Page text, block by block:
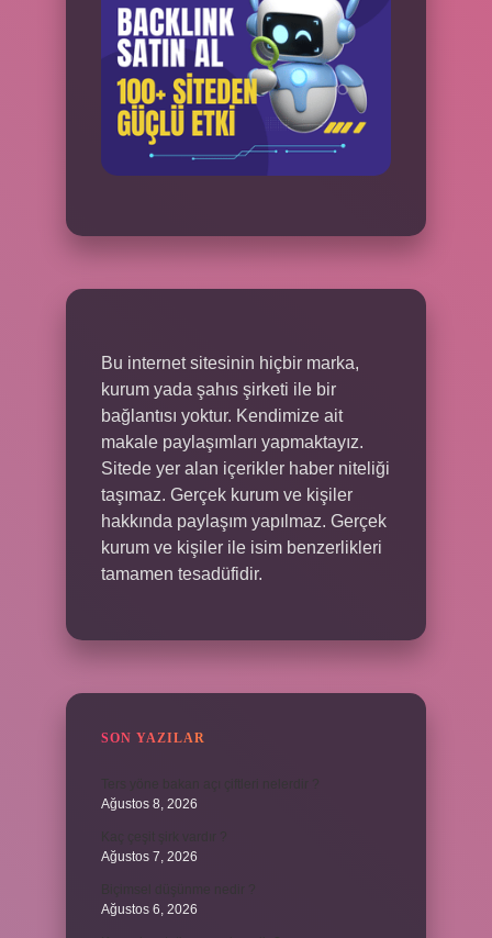
Bu internet sitesinin hiçbir marka,
kurum yada şahıs şirketi ile bir
bağlantısı yoktur. Kendimize ait
makale paylaşımları yapmaktayız.
Sitede yer alan içerikler haber niteliği
taşımaz. Gerçek kurum ve kişiler
hakkında paylaşım yapılmaz. Gerçek
kurum ve kişiler ile isim benzerlikleri
tamamen tesadüfidir.
SON YAZILAR
Ağustos 8, 2026
Ağustos 7, 2026
Ağustos 6, 2026